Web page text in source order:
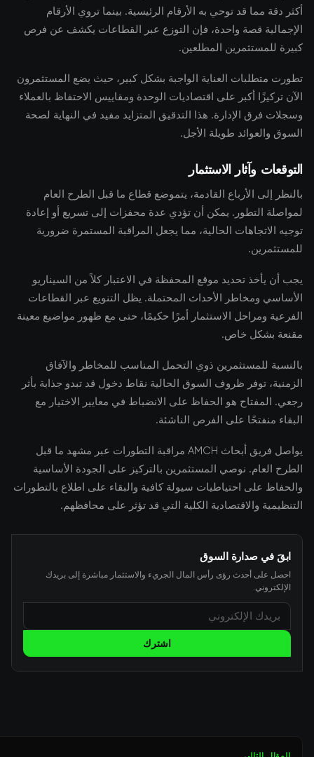
أكثر دقة مما قد توحي به الأرقام الرئيسية. بينما تروي الأرقام
الإجمالية قصة واحدة، فإن التوزع عبر القطاعات يكشف عن فرص
كبيرة للمستثمرين المطلعين.
تطورت متطلبات العناية الواجبة بشكل كبير، حيث يضع المستثمرون
الآن تركيزًا أكبر على اقتصاديات الوحدة ومقاييس الاحتفاظ بالعملاء
وسجلات فرق الإدارة. هذا التدقيق المتزايد مفيد في النهاية لصحة
السوق والعوائد طويلة الأجل.
التوقعات وآثار الاستثمار
بالنظر إلى الأرباع القادمة، يتموضع قطاع ما قبل الطرح العام
لمواصلة التطور. يمكن أن تؤدي عدة محفزات إلى تسريع أو إعادة
توجيه الاتجاهات الحالية، مما يجعل المراقبة المستمرة ضرورية
للمستثمرين.
يجب أن يأخذ تحديد موقع المحفظة في الاعتبار كلاً من السيناريو
الأساسي ومخاطر الأحداث المحتملة. يظل التنويع عبر القطاعات
الفرعية ومراحل الاستثمار أمرًا حكيمًا، حتى مع ظهور مواضيع معينة
مقنعة بشكل خاص.
بالنسبة للمستثمرين ذوي التحمل المناسب للمخاطر والآفاق
الزمنية، توفر ظروف السوق الحالية نقاط دخول قد تبدو جذابة بأثر
رجعي. المفتاح هو الحفاظ على الانضباط في معايير الاختيار مع
البقاء منفتحًا على الفرص الناشئة.
يواصل فريق أبحاث AMCH مراقبة التطورات عبر مشهد ما قبل
الطرح العام. نوصي المستثمرين بالتركيز على الجودة الأساسية
والحفاظ على احتياطيات سيولة كافية والبقاء على اطلاع بالتطورات
التنظيمية والاقتصادية الكلية التي قد تؤثر على محافظهم.
ابقَ في صدارة السوق
احصل على أحدث رؤى رأس المال الجريء والاستثمار مباشرة إلى بريدك
الإلكتروني.
اشترك